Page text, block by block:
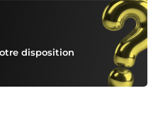
disposition